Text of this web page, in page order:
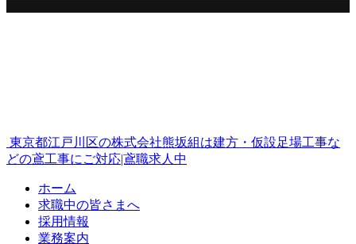
東京都江戸川区の株式会社熊坂組は建方・仮設足場工事な
どの鳶工事にご対応|鳶職求人中
ホーム
求職中の皆さまへ
採用情報
業務案内